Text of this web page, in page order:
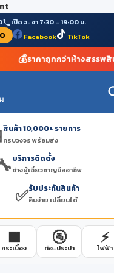
เปิด จ-อา 7:30 – 19:00 น.
Facebook TikTok
💰ราคาถูกกว่าห้างสรรพสิ
สินค้า 10,000+ รายการ
ครบวงจร พร้อมส่ง
บริการติดตั้ง
ช่างผู้เชี่ยวชาญมืออาชีพ
✅รับประกันสินค้า
คืนง่าย เปลี่ยนได้
🟫
กระเบื้อง
🚰
ท่อ-ประปา
⚡
ไฟฟ้า